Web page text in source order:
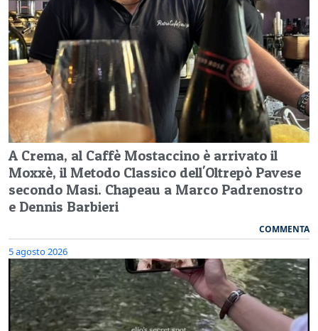
A Crema, al Caffè Mostaccino è arrivato il
Moxxè, il Metodo Classico dell'Oltrepò Pavese
secondo Masi. Chapeau a Marco Padrenostro
e Dennis Barbieri
COMMENTA
5 agosto 2026